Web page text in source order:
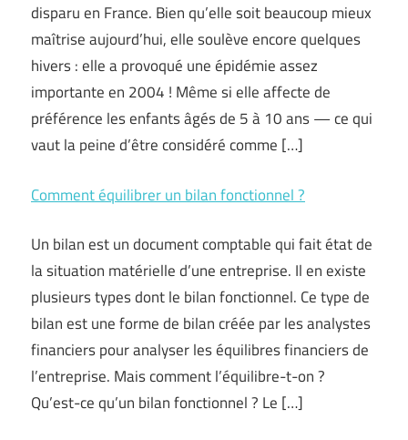
disparu en France. Bien qu’elle soit beaucoup mieux
maîtrise aujourd’hui, elle soulève encore quelques
hivers : elle a provoqué une épidémie assez
importante en 2004 ! Même si elle affecte de
préférence les enfants âgés de 5 à 10 ans — ce qui
vaut la peine d’être considéré comme […]
Comment équilibrer un bilan fonctionnel ?
Un bilan est un document comptable qui fait état de
la situation matérielle d’une entreprise. Il en existe
plusieurs types dont le bilan fonctionnel. Ce type de
bilan est une forme de bilan créée par les analystes
financiers pour analyser les équilibres financiers de
l’entreprise. Mais comment l’équilibre-t-on ?
Qu’est-ce qu’un bilan fonctionnel ? Le […]